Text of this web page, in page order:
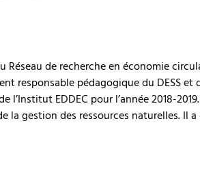
de recherche en économie
responsable pédagogique du DESS et
EDDEC pour l’année 2018-
la gestion des ressources naturelles. Il a